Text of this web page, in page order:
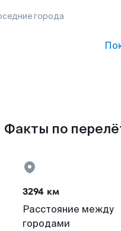
города
Факты по
3294 км
Расстояние между
городами